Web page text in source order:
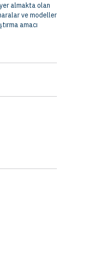
almakta olan
ve modeller
amacı